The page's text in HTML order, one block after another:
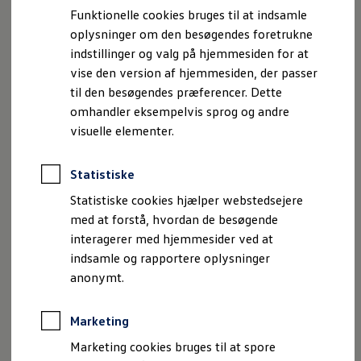
Funktionelle cookies bruges til at indsamle
oplysninger om den besøgendes foretrukne
indstillinger og valg på hjemmesiden for at
vise den version af hjemmesiden, der passer
til den besøgendes præferencer. Dette
omhandler eksempelvis sprog og andre
visuelle elementer.
Statistiske
Statistiske cookies hjælper webstedsejere
med at forstå, hvordan de besøgende
interagerer med hjemmesider ved at
indsamle og rapportere oplysninger
anonymt.
Marketing
Marketing cookies bruges til at spore
Bestil et tilbud
Brugte biler
Pendlerleasing
Budgetberegner
Firmabil
Vejen til en ny Volkswagen
Online Privatleasing
Finansiering og forsikring
Volkswagen Forsikring
Volkswagen Finansiering
Ejere og services
Book tid på værkstedet
Service
Serviceabonnementer
Service 5+
Service på elbiler
Prismatch
Fordele ved autoriseret værksted
Brugbar information
Servicefordele
Digitale ekstrafunktioner
Se tjenesterne til din model
Volkswagen-apps, login og shop
Yderligere udstyr og funktioner:
Touchscreen (12,9”/32,2 cm)
8 højttalere
Centerhøjttaler
Telefoninterfacet ”Comfort” med induktiv
opladningsfunktion
Taleassistent ”IDA”
Til dem, der ønsker noget mere, byder navigationssystemet
”Discover Pro Max”
som fuldender infotainmentoplevelsen:
15” (38,1 cm) stor touchscreen